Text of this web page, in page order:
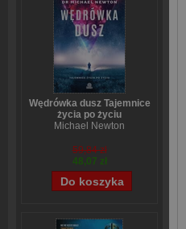
Wędrówka dusz Tajemnice
życia po życiu
Michael Newton
59,84 zł
48,07 zł